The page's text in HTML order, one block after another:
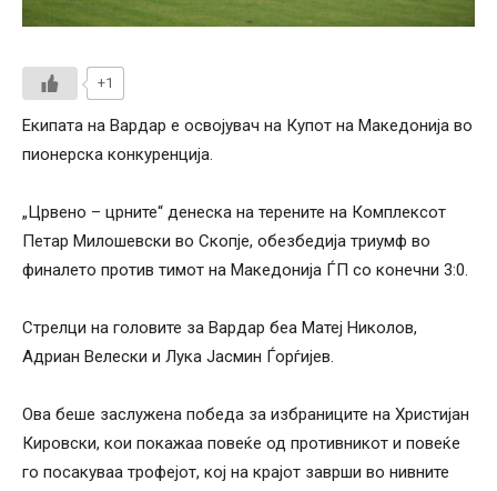
+1
Екипата на Вардар е освојувач на Купот на Македонија во
пионерска конкуренција.
„Црвено – црните“ денеска на терените на Комплексот
Петар Милошевски во Скопје, обезбедија триумф во
финалето против тимот на Македонија ЃП со конечни 3:0.
Стрелци на головите за Вардар беа Матеј Николов,
Адриан Велески и Лука Јасмин Ѓорѓијев.
Ова беше заслужена победа за избраниците на Христијан
Кировски, кои покажаа повеќе од противникот и повеќе
го посакуваа трофејот, кој на крајот заврши во нивните